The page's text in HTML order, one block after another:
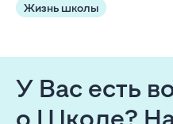
Жизнь школы
У Вас есть
о Школе?